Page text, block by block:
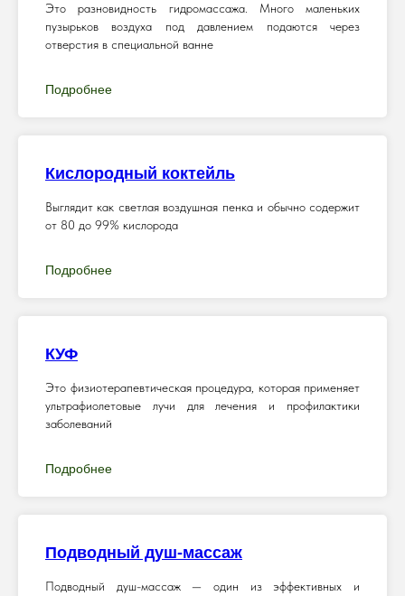
Это разновидность гидромассажа. Много маленьких
пузырьков воздуха под давлением подаются через
отверстия в специальной ванне
Подробнее
Кислородный коктейль
Выглядит как светлая воздушная пенка и обычно содержит
от 80 до 99% кислорода
Подробнее
КУФ
Это физиотерапевтическая процедура, которая применяет
ультрафиолетовые лучи для лечения и профилактики
заболеваний
Подробнее
Подводный душ-массаж
Подводный душ-массаж — один из эффективных и